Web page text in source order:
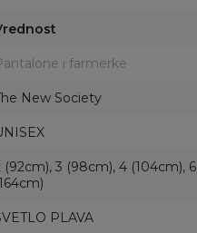
i farmerke
New Society
(92cm), 3 (98cm), 4 (104cm),
PLAVA